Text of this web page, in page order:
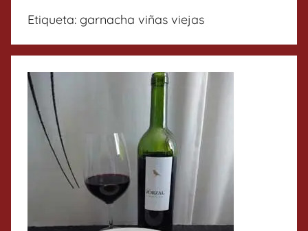
Etiqueta: garnacha viñas viejas